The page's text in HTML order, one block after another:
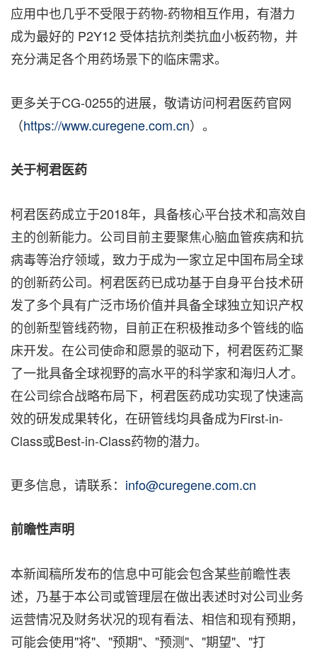
应用中也几乎不受限于药物-药物相互作用，有潜力
成为最好的 P2Y12 受体拮抗剂类抗血小板药物，并
充分满足各个用药场景下的临床需求。
更多关于CG-0255的进展，敬请访问柯君医药官网
（https://www.curegene.com.cn）。
关于柯君医药
柯君医药成立于2018年，具备核心平台技术和高效自
主的创新能力。公司目前主要聚焦心脑血管疾病和抗
病毒等治疗领域，致力于成为一家立足中国布局全球
的创新药公司。柯君医药已成功基于自身平台技术研
发了多个具有广泛市场价值并具备全球独立知识产权
的创新型管线药物，目前正在积极推动多个管线的临
床开发。在公司使命和愿景的驱动下，柯君医药汇聚
了一批具备全球视野的高水平的科学家和海归人才。
在公司综合战略布局下，柯君医药成功实现了快速高
效的研发成果转化，在研管线均具备成为First-in-
Class或Best-in-Class药物的潜力。
更多信息，请联系： info@curegene.com.cn
前瞻性声明
本新闻稿所发布的信息中可能会包含某些前瞻性表
述，乃基于本公司或管理层在做出表述时对公司业务
运营情况及财务状况的现有看法、相信和现有预期，
可能会使用"将"、"预期"、"预测"、"期望"、"打